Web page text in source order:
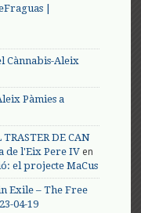
|
Cànnabis-Aleix
Pàmies a
DE CAN
de l'Eix Pere IV en
el projecte MaCus
Exile – The Free
04-19